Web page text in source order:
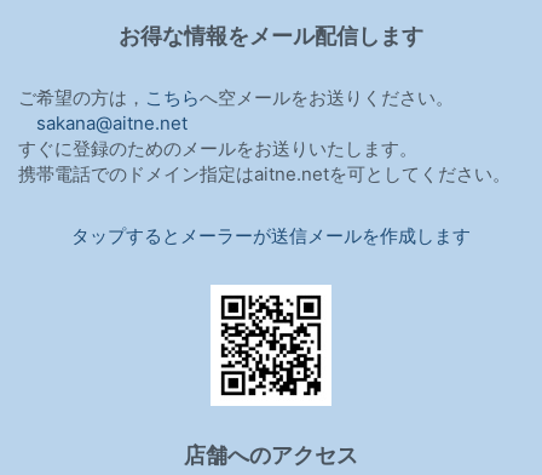
お得な情報をメール配信します
ご希望の方は， こちらへ空メールをお送りください。
sakana@aitne.net
すぐに登録のためのメールをお送りいたします。
携帯電話でのドメイン指定はaitne.netを可としてください。
タップするとメーラーが送信メールを作成します
店舗へのアクセス